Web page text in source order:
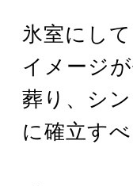
氷室にし
イメージ
葬り、シ
に確立す